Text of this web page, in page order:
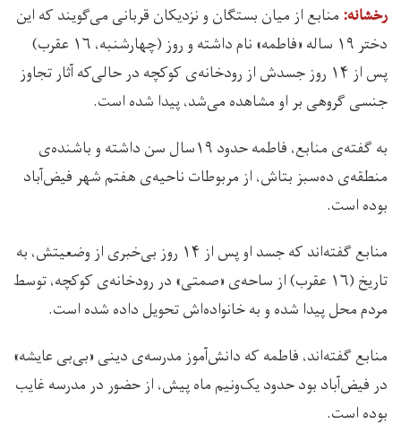
رخشانه: منابع از میان بستگان و نزدیکان قربانی می‌گویند که این
دختر ۱۹ ساله «فاطمه» نام داشته و روز (چهارشنبه، ۱۶ عقرب)
پس از ۱۴ روز جسدش از رودخانه‌ی کوکچه در حالی‌که آثار تجاوز
جنسی گروهی بر او مشاهده می‌شد، پیدا شده است.
به گفته‌ی منابع، فاطمه حدود ۱۹سال سن داشته و باشنده‌ی
منطقه‌ی ده‌سبز بتاش، از مربوطات ناحیه‌ی هفتم شهر فیض‌آباد
بوده است.
منابع گفته‌اند که جسد او پس از ۱۴ روز بی‌خبری از وضعیتش، به
تاریخ (۱۶ عقرب) از ساحه‌ی «صمتی» در رودخانه‌ی کوکچه، توسط
مردم محل پیدا شده و به خانواده‌اش تحویل داده شده است.
منابع گفته‌اند، فاطمه که دانش‌آموز مدرسه‌ی دینی «بی‌بی‌ عایشه»
در فیض‌آباد بود حدود یک‌ونیم ماه پیش، از حضور در مدرسه غایب
بوده است.